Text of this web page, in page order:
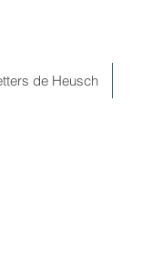
de Heusch